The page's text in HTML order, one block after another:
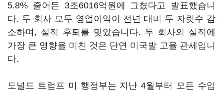
5.8% 줄어든 3조6016억원에 그쳤다고 발표했습니
다. 두 회사 모두 영업이익이 전년 대비 두 자릿수 감
소하며, 실적 후퇴를 맞았습니다. 두 회사의 실적에
가장 큰 영향을 미친 것은 단연 미국발 고율 관세입니
다.
도널드 트럼프 미 행정부는 지난 4월부터 모든 수입